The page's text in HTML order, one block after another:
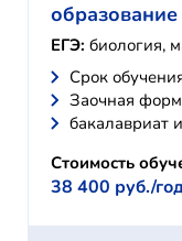
образование
ЕГЭ: биология,
Cрок
Заочная
бакалавриат
Стоимость
38 400 руб./